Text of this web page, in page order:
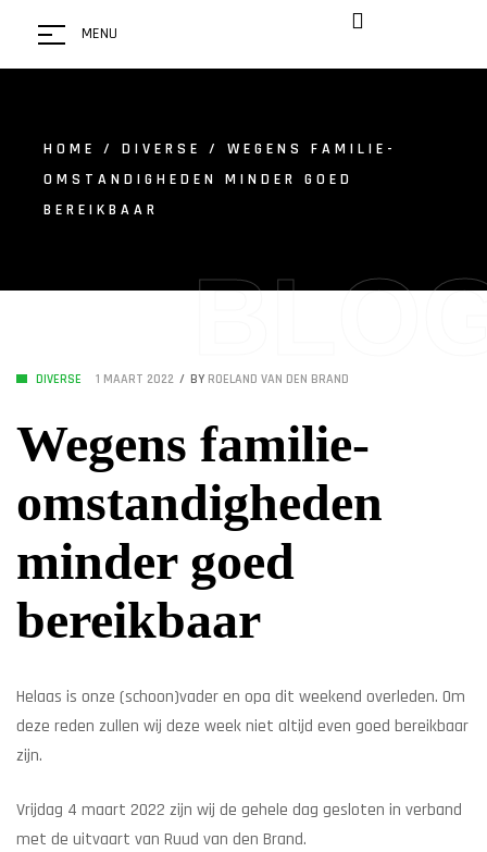
MENU
HOME / DIVERSE
/ WEGENS FAMILIE-
OMSTANDIGHEDEN MINDER GOED
BEREIKBAAR
DIVERSE 1 MAART 2022 BY ROELAND VAN DEN BRAND
Wegens familie-
omstandigheden
minder goed
bereikbaar
Helaas is onze (schoon)vader en opa dit weekend overleden. Om
deze reden zullen wij deze week niet altijd even goed bereikbaar
zijn.
Vrijdag 4 maart 2022 zijn wij de gehele dag gesloten in verband
met de uitvaart van Ruud van den Brand.